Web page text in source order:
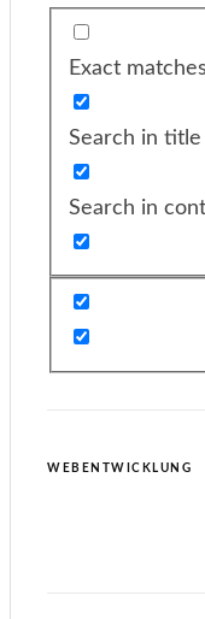
Exact
Search in title
Search in
WEBENTWICKLUNG